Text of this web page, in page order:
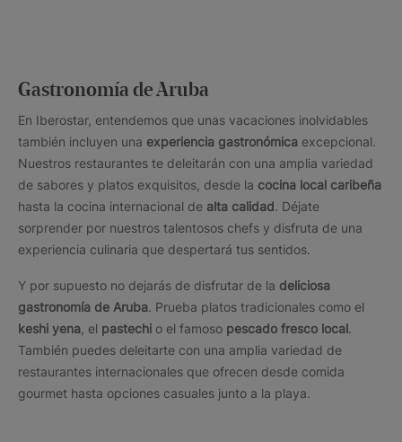
Gastronomía de Aruba
En Iberostar, entendemos que unas vacaciones inolvidables
también incluyen una experiencia gastronómica excepcional.
Nuestros restaurantes te deleitarán con una amplia variedad
de sabores y platos exquisitos, desde la cocina local caribeña
hasta la cocina internacional de alta calidad. Déjate
sorprender por nuestros talentosos chefs y disfruta de una
experiencia culinaria que despertará tus sentidos.
Y por supuesto no dejarás de disfrutar de la deliciosa
gastronomía de Aruba. Prueba platos tradicionales como el
keshi yena , el pastechi o el famoso pescado fresco local.
También puedes deleitarte con una amplia variedad de
restaurantes internacionales que ofrecen desde comida
gourmet hasta opciones casuales junto a la playa.